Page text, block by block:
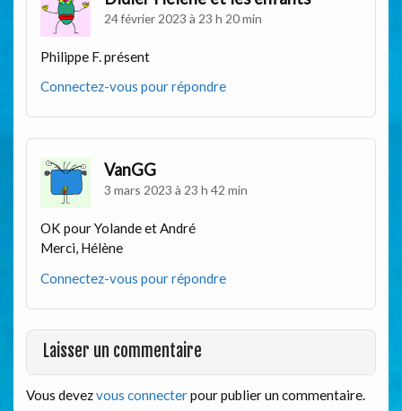
24 février 2023 à 23 h 20 min
Philippe F. présent
Connectez-vous pour répondre
VanGG
3 mars 2023 à 23 h 42 min
OK pour Yolande et André
Merci, Hélène
Connectez-vous pour répondre
Laisser un commentaire
Vous devezvous connecterpour publier un commentaire.